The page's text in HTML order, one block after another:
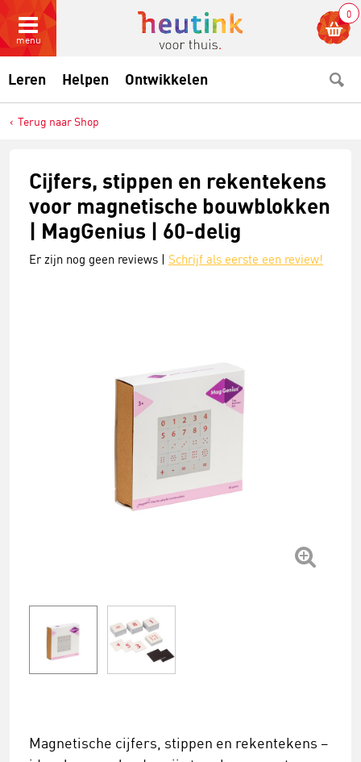
menu
0
Leren Helpen Ontwikkelen
Terug naar Shop
Cijfers, stippen en rekentekens
voor magnetische bouwblokken
| MagGenius | 60-delig
Er zijn nog geen reviews | Schrijf als eerste een review!
Magnetische cijfers, stippen en rekentekens –